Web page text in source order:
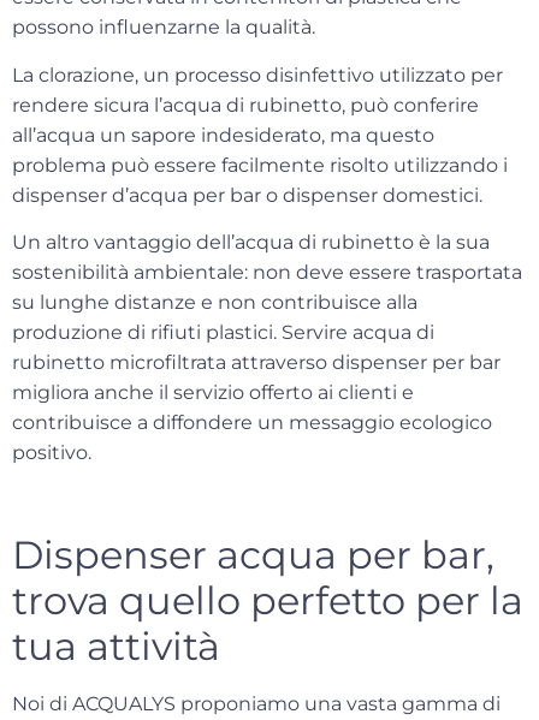
possono influenzarne la qualità.
La clorazione, un processo disinfettivo utilizzato per
rendere sicura l’acqua di rubinetto, può conferire
all’acqua un sapore indesiderato, ma questo
problema può essere facilmente risolto utilizzando i
dispenser d’acqua per bar o dispenser domestici.
Un altro vantaggio dell’acqua di rubinetto è la sua
sostenibilità ambientale: non deve essere trasportata
su lunghe distanze e non contribuisce alla
produzione di rifiuti plastici. Servire acqua di
rubinetto microfiltrata attraverso dispenser per bar
migliora anche il servizio offerto ai clienti e
contribuisce a diffondere un messaggio ecologico
positivo.
Dispenser acqua per bar,
trova quello perfetto per la
tua attività
Noi di ACQUALYS proponiamo una vasta gamma di